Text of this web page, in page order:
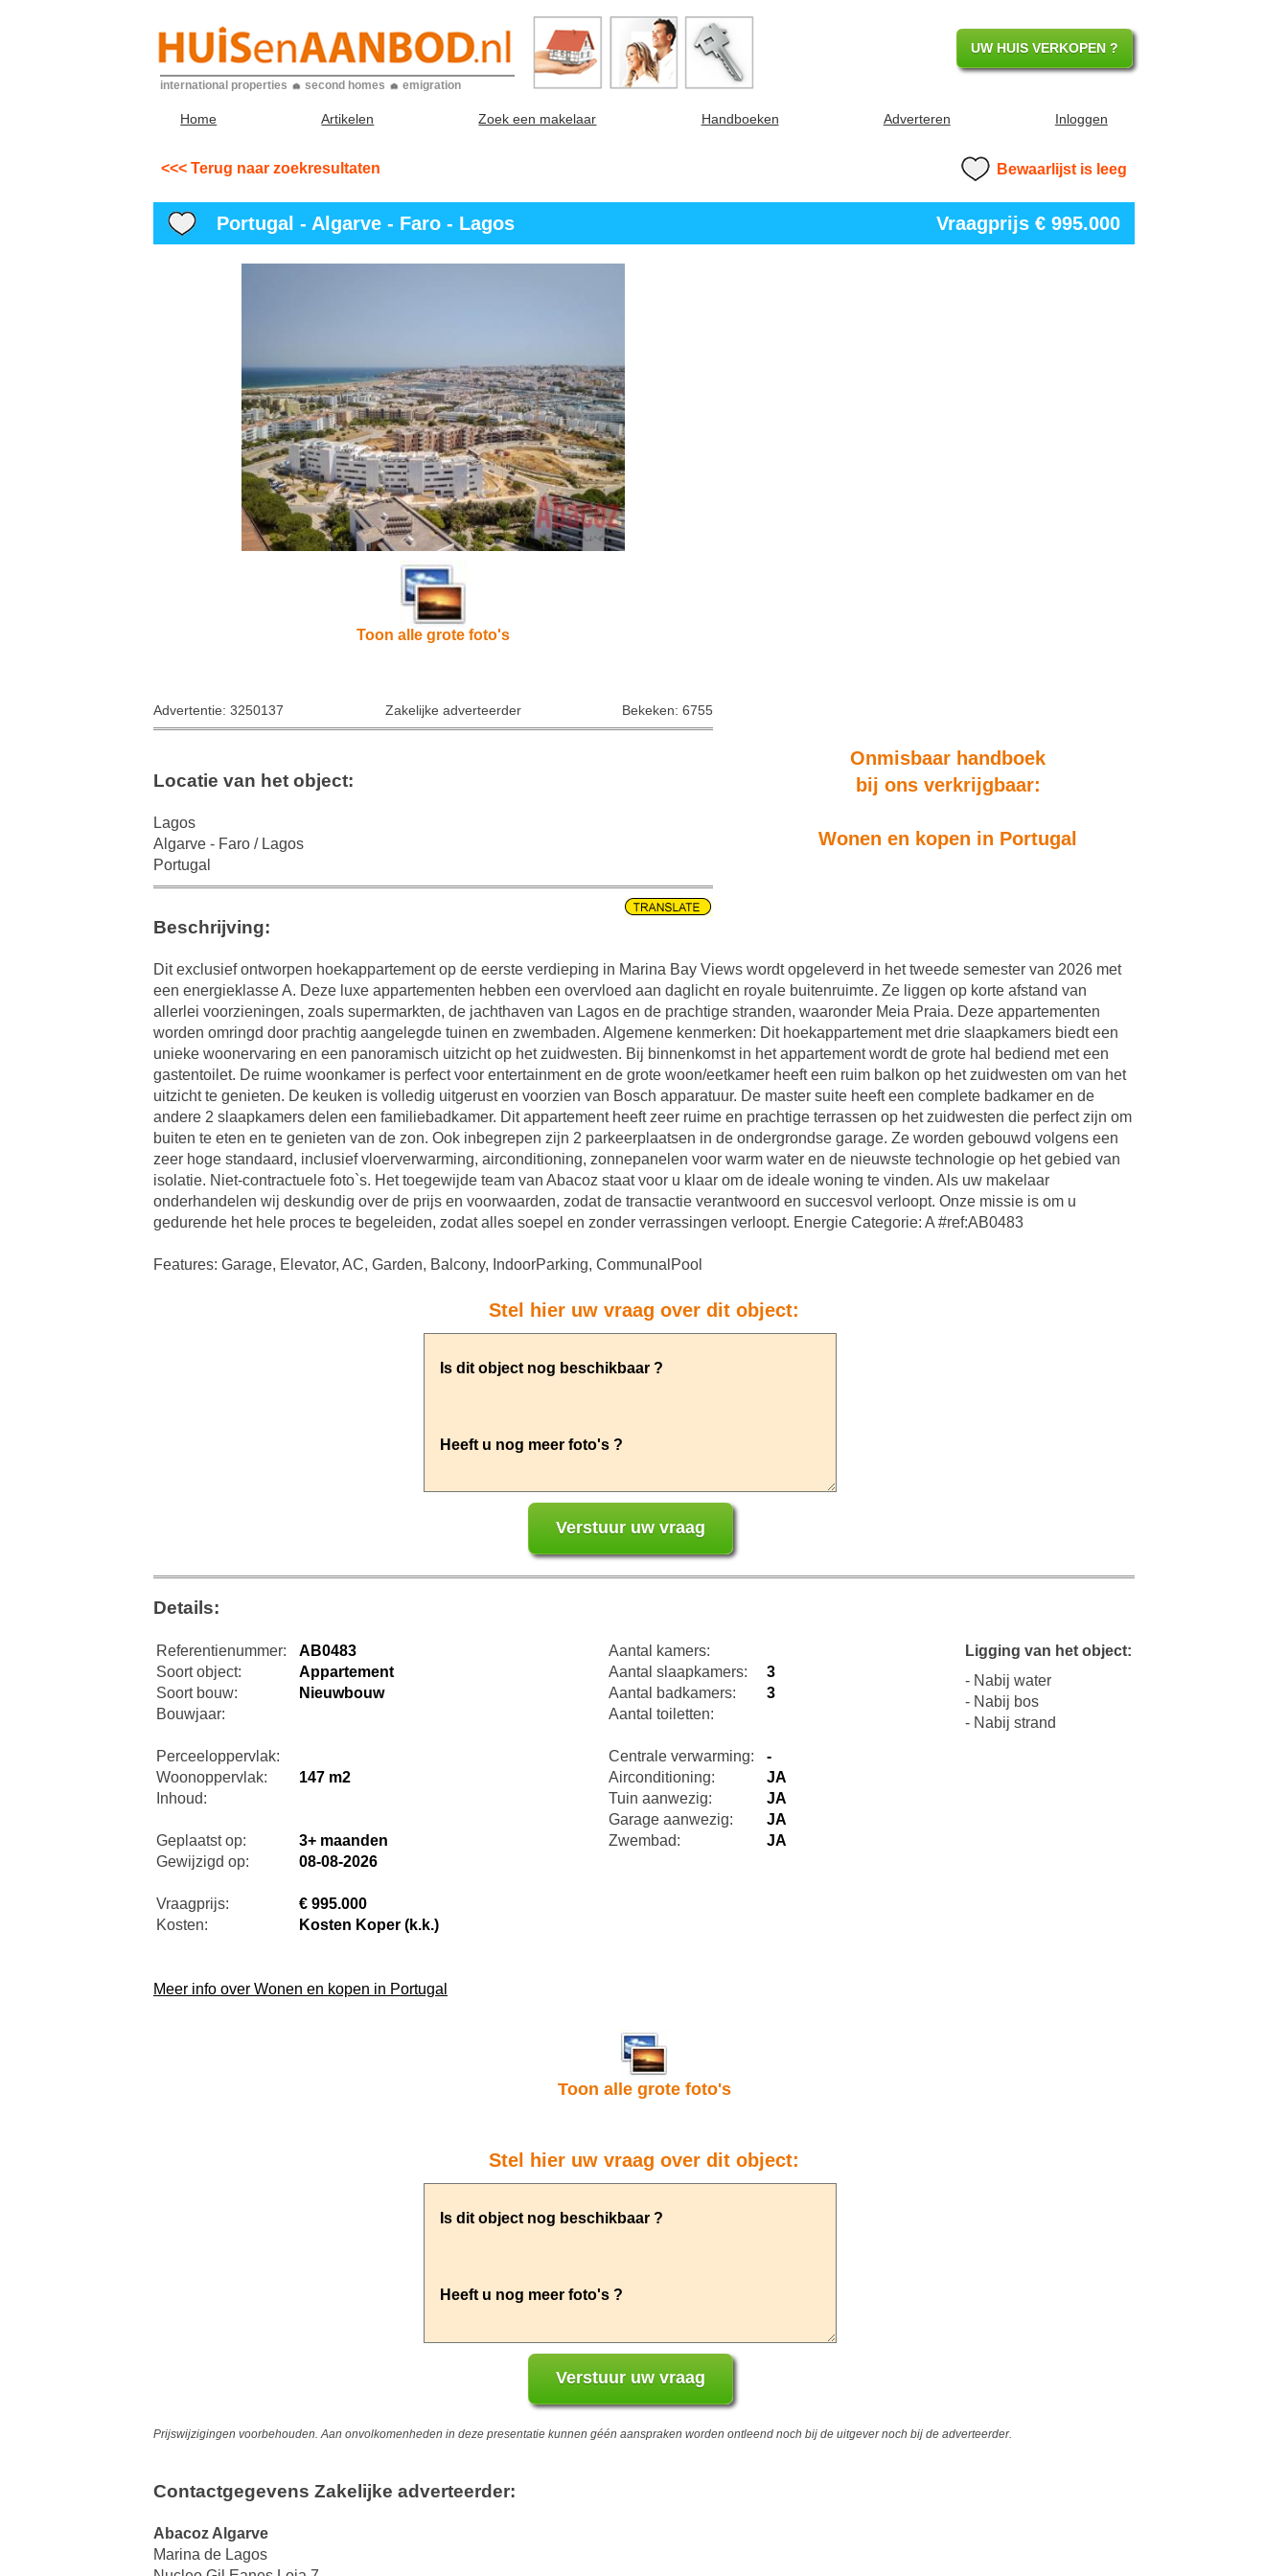
international properties second homes emigration
UW HUIS VERKOPEN ?
Home Artikelen Zoek een makelaar Handboeken Adverteren Inloggen
<<< Terug naar zoekresultaten Bewaarlijst is leeg
Portugal - Algarve - Faro - Lagos Vraagprijs € 995.000
Toon alle grote foto's
Advertentie: 3250137 Zakelijke adverteerder Bekeken: 6755
Onmisbaar handboek
bij ons verkrijgbaar:
Wonen en kopen in Portugal
Locatie van het object:
Lagos
Algarve - Faro / Lagos
Portugal
Beschrijving:
Dit exclusief ontworpen hoekappartement op de eerste verdieping in Marina Bay Views wordt opgeleverd in het tweede semester van 2026 met
een energieklasse A. Deze luxe appartementen hebben een overvloed aan daglicht en royale buitenruimte. Ze liggen op korte afstand van
allerlei voorzieningen, zoals supermarkten, de jachthaven van Lagos en de prachtige stranden, waaronder Meia Praia. Deze appartementen
worden omringd door prachtig aangelegde tuinen en zwembaden. Algemene kenmerken: Dit hoekappartement met drie slaapkamers biedt een
unieke woonervaring en een panoramisch uitzicht op het zuidwesten. Bij binnenkomst in het appartement wordt de grote hal bediend met een
gastentoilet. De ruime woonkamer is perfect voor entertainment en de grote woon/eetkamer heeft een ruim balkon op het zuidwesten om van het
uitzicht te genieten. De keuken is volledig uitgerust en voorzien van Bosch apparatuur. De master suite heeft een complete badkamer en de
andere 2 slaapkamers delen een familiebadkamer. Dit appartement heeft zeer ruime en prachtige terrassen op het zuidwesten die perfect zijn om
buiten te eten en te genieten van de zon. Ook inbegrepen zijn 2 parkeerplaatsen in de ondergrondse garage. Ze worden gebouwd volgens een
zeer hoge standaard, inclusief vloerverwarming, airconditioning, zonnepanelen voor warm water en de nieuwste technologie op het gebied van
isolatie. Niet-contractuele foto`s. Het toegewijde team van Abacoz staat voor u klaar om de ideale woning te vinden. Als uw makelaar
onderhandelen wij deskundig over de prijs en voorwaarden, zodat de transactie verantwoord en succesvol verloopt. Onze missie is om u
gedurende het hele proces te begeleiden, zodat alles soepel en zonder verrassingen verloopt. Energie Categorie: A #ref:AB0483
Features: Garage, Elevator, AC, Garden, Balcony, IndoorParking, CommunalPool
Stel hier uw vraag over dit object:
Details:
Referentienummer:
AB0483
Soort object:
Appartement
Soort bouw:
Nieuwbouw
Bouwjaar:
Perceeloppervlak:
Woonoppervlak:
147 m2
Inhoud:
Geplaatst op:
3+ maanden
Gewijzigd op:
08-08-2026
Vraagprijs:
€ 995.000
Kosten:
Kosten Koper (k.k.)
Aantal kamers:
Aantal slaapkamers:
3
Aantal badkamers:
3
Aantal toiletten:
Centrale verwarming:
-
Airconditioning:
JA
Tuin aanwezig:
JA
Garage aanwezig:
JA
Zwembad:
JA
Ligging van het object:
- Nabij water
- Nabij bos
- Nabij strand
Meer info over Wonen en kopen in Portugal
Toon alle grote foto's
Stel hier uw vraag over dit object:
Prijswijzigingen voorbehouden. Aan onvolkomenheden in deze presentatie kunnen géén aanspraken worden ontleend noch bij de uitgever noch bij de adverteerder.
Contactgegevens Zakelijke adverteerder:
Abacoz Algarve
Marina de Lagos